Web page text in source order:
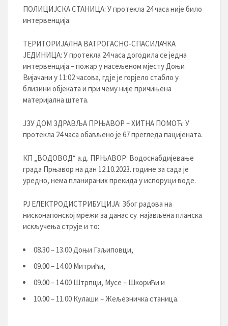
ПОЛИЦИЈСКА СТАНИЦА: У протекла 24 часа није било
интервенција.
ТЕРИТОРИЈАЛНА ВАТРОГАСНО-СПАСИЛАЧКА
ЈЕДИНИЦА: У протекла 24 часа догодила се једна
интервенција – пожар у насељеном мјесту Доњи
Вијачани у 11:02 часова, гдје је горјело стабло у
близини објеката и при чему није причињена
материјална штета.
ЈЗУ ДОМ ЗДРАВЉА ПРЊАВОР – ХИТНА ПОМОЋ: У
протекла 24 часа обављено је 67 прегледа пацијената.
КП „ВОДОВОД“ а.д. ПРЊАВОР: Водоснабдијевање
града Прњавор на дан 12.10.2023. године за сада је
уредно, нема планираних прекида у испоруци воде.
РЈ ЕЛЕКТРОДИСТРИБУЦИЈA: Због радова на
нисконапонској мрежи за данас су најављена планска
искључења струје и то:
08.30 – 13.00 Доњи Гаљиповци,
09.00 – 14.00 Митрићи,
09.00 – 14.00 Штрпци, Мусе – Шкорићи и
10.00 – 11.00 Кулаши – Жељезничка станица.